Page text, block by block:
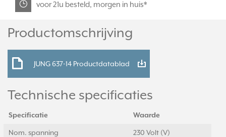
voor 21u besteld, morgen in huis*
Productomschrijving
JUNG 637-14 Productdatablad
Technische specificaties
Specificatie Waarde
Nom. spanning 230 Volt (V)